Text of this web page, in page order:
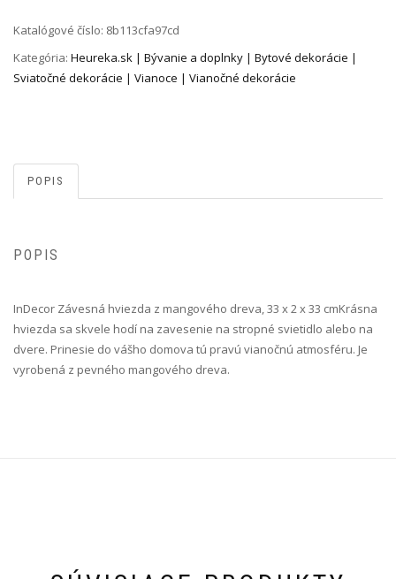
Katalógové číslo: 8b113cfa97cd
Kategória: Heureka.sk | Bývanie a doplnky | Bytové dekorácie |
Sviatočné dekorácie | Vianoce | Vianočné dekorácie
POPIS
POPIS
InDecor Závesná hviezda z mangového dreva, 33 x 2 x 33 cm Krásna
hviezda sa skvele hodí na zavesenie na stropné svietidlo alebo na
dvere. Prinesie do vášho domova tú pravú vianočnú atmosféru. Je
vyrobená z pevného mangového dreva.